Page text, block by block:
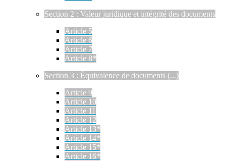
Section 2 : Valeur juridique et intégrité des documents
Article 5
Article 6
Article 7
Article 8*
Section 3 : Équivalence de documents (...)
Article 9
Article 10
Article 11
Article 12
Article 13*
Article 14*
Article 15*
Article 16*